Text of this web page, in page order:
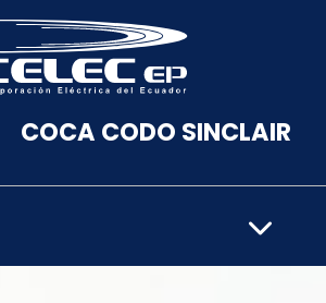
de herramientas
COCA CODO SINCLAIR